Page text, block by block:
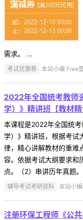
需求。 ...
考试优惠券 本站小编 Free
2022年全国统考教师
学）》精讲班【教材精
本课程是2022年全国统
学）》精讲班，根据考试
律，精心讲解教材的重难
容。依据考试大纲要求和
点。（2）串讲历年真题
辅导考试考研资料 本站小
注册环保工程师《公